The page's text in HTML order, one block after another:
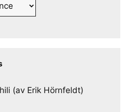
(av Erik Hörnfeldt)